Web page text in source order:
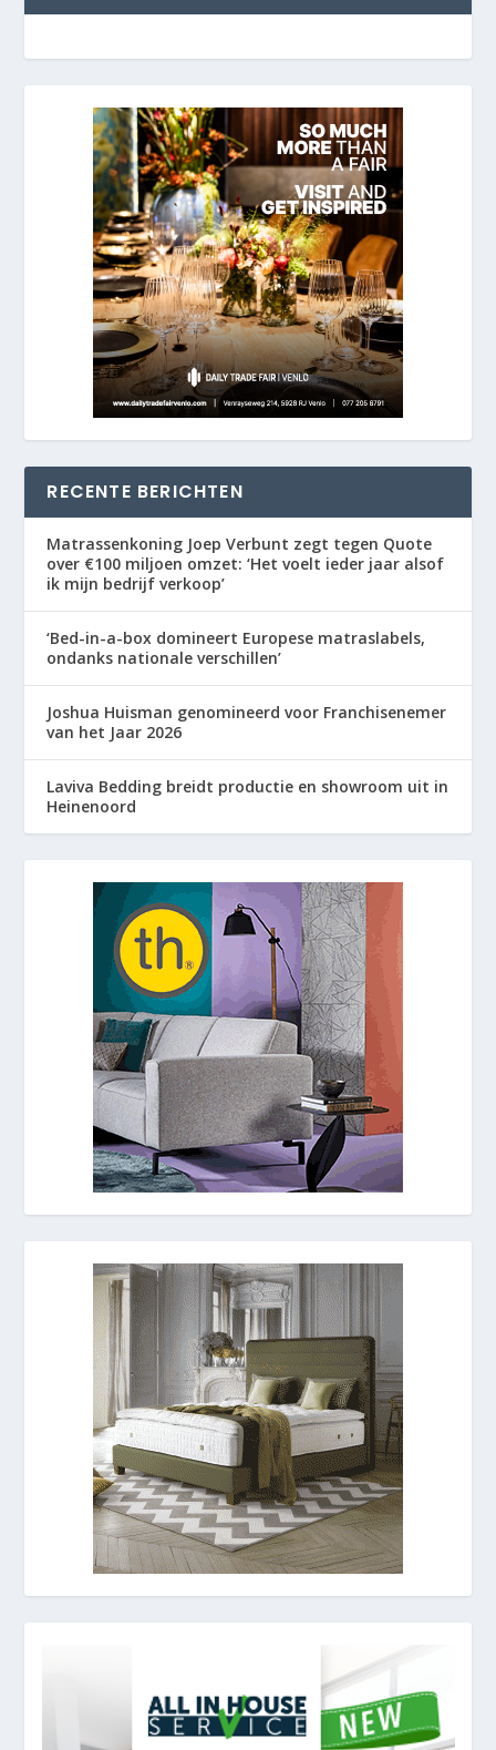
RECENTE BERICHTEN
Matrassenkoning Joep Verbunt zegt tegen Quote
over €100 miljoen omzet: ‘Het voelt ieder jaar alsof
ik mijn bedrijf verkoop’
‘Bed-in-a-box domineert Europese matraslabels,
ondanks nationale verschillen’
Joshua Huisman genomineerd voor Franchisenemer
van het Jaar 2026
Laviva Bedding breidt productie en showroom uit in
Heinenoord